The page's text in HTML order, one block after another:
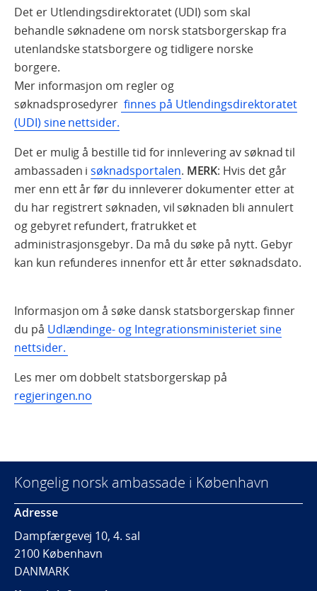
Det er Utlendingsdirektoratet (UDI) som skal
behandle søknadene om norsk statsborgerskap fra
utenlandske statsborgere og tidligere norske
borgere.
Mer informasjon om regler og
søknadsprosedyrer finnes på Utlendingsdirektoratet
(UDI) sine nettsider.
Det er mulig å bestille tid for innlevering av søknad til
ambassaden isøknadsportalen. MERK: Hvis det går
mer enn ett år før du innleverer dokumenter etter at
du har registrert søknaden, vil søknaden bli annulert
og gebyret refundert, fratrukket et
administrasjonsgebyr. Da må du søke på nytt. Gebyr
kan kun refunderes innenfor ett år etter søknadsdato.
Informasjon om å søke dansk statsborgerskap finner
du på Udlændinge- og Integrationsministeriet sine
nettsider.
Les mer om dobbelt statsborgerskap på
regjeringen.no
Kongelig norsk ambassade i København
Adresse
Dampfærgevej 10, 4. sal
2100 København
DANMARK